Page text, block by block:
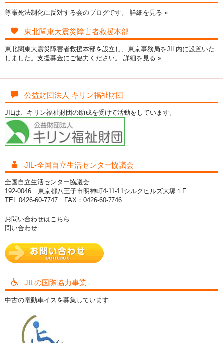
尊厳死法制化に反対する会のブログです。 詳細を見る »
東北関東大震災障害者救援本部
東北関東大震災障害者救援本部を設立し、東京事務局をJIL内に設置いた
しました。支援募金にご協力ください。 詳細を見る »
公益財団法人 キリン福祉財団
JILは、キリン福祉財団の助成を受けて活動をしています。
JIL-全国自立生活センター協議会
全国自立生活センター協議会
192-0046 東京都八王子市明神町4-11-11シルクヒルズ大塚１F
TEL:0426-60-7747 FAX：0426-60-7746
お問い合わせはこちら
問い合わせ
JILの国際協力事業
中古の電動車イスを募集しています